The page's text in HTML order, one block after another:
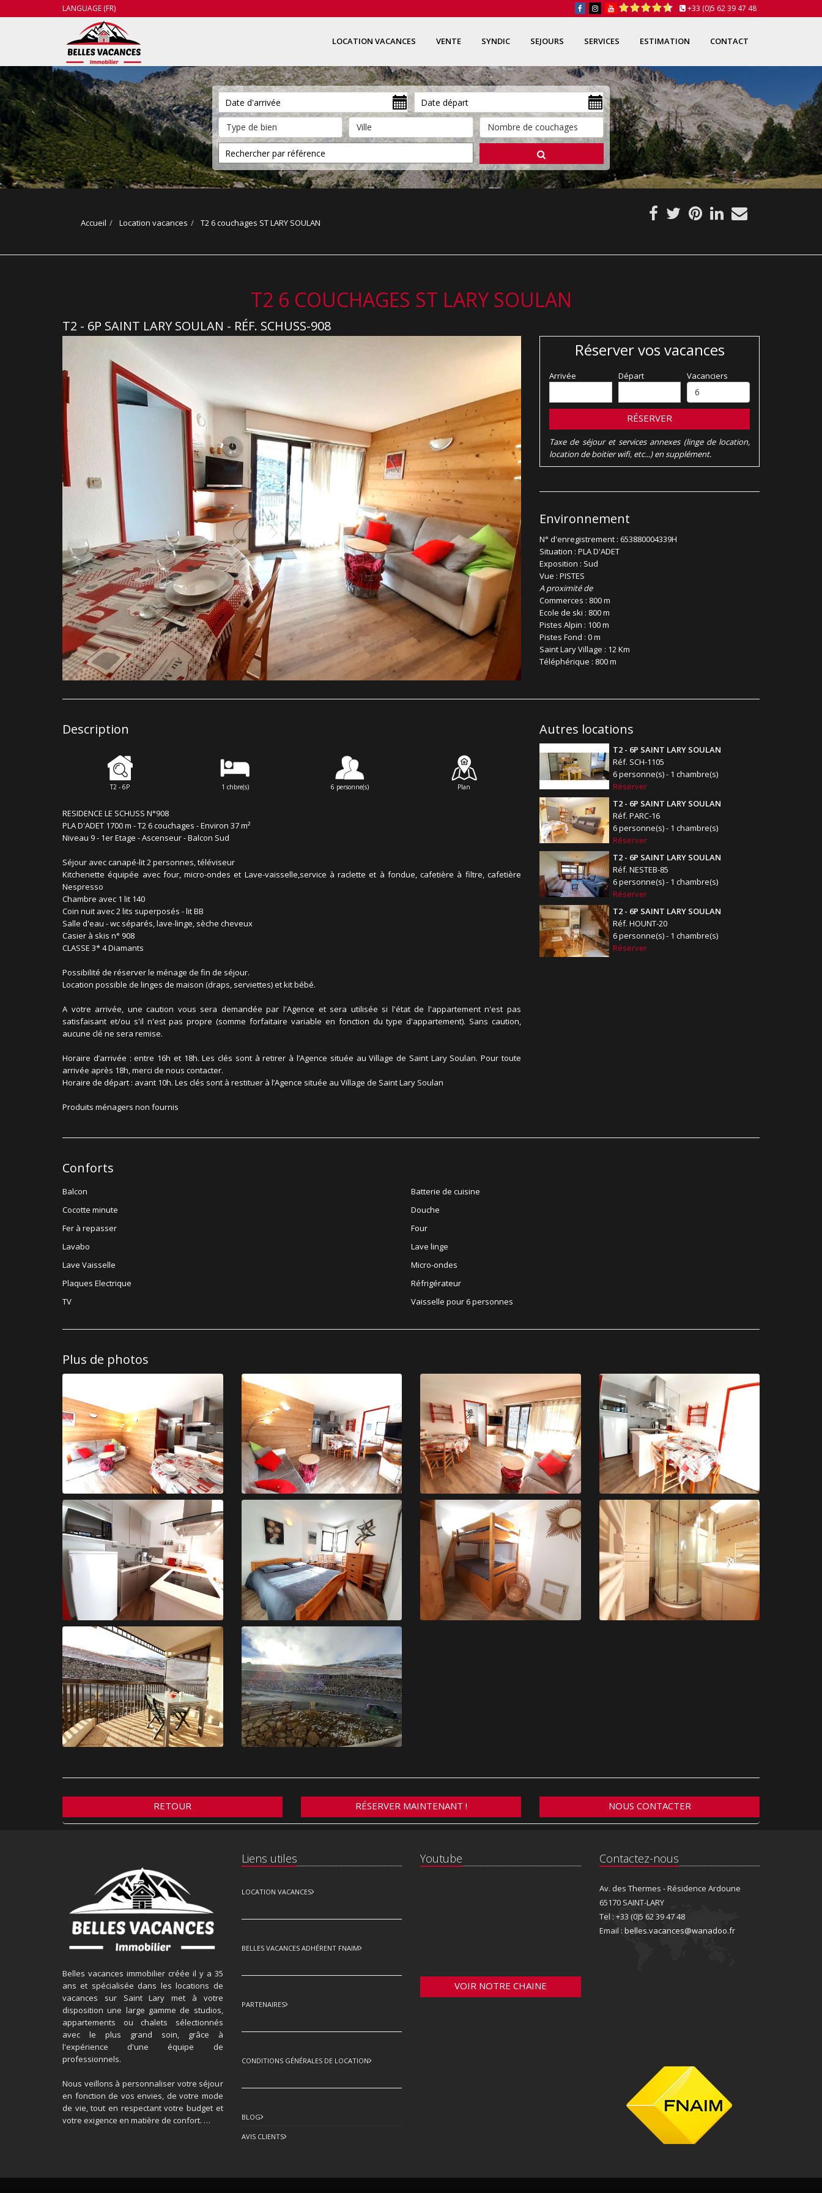
LANGUAGE (FR) +33 (0)5 62 39 47 48
LOCATION VACANCES VENTE SYNDIC SEJOURS SERVICES ESTIMATION CONTACT
Accueil Location vacances T2 6 couchages ST LARY SOULAN
T2 6 COUCHAGES ST LARY SOULAN
T2 - 6P SAINT LARY SOULAN - RÉF. SCHUSS-908
Réserver vos vacances
Arrivée Départ Vacanciers
RÉSERVER
Taxe de séjour et services annexes (linge de location,
location de boitier wifi, etc...) en supplément.
Environnement
N° d'enregistrement : 653880004339H
Situation : PLA D'ADET
Exposition : Sud
Vue : PISTES
A proximité de
Commerces : 800 m
Ecole de ski : 800 m
Pistes Alpin : 100 m
Pistes Fond : 0 m
Saint Lary Village : 12 Km
Téléphérique : 800 m
Description
T2 - 6P 1 chbre(s) 6 personne(s) Plan
RESIDENCE LE SCHUSS N°908
PLA D'ADET 1700 m - T2 6 couchages - Environ 37 m²
Niveau 9 - 1er Etage - Ascenseur - Balcon Sud
Séjour avec canapé-lit 2 personnes, téléviseur
Kitchenette équipée avec four, micro-ondes et Lave-vaisselle,service à raclette et à fondue, cafetière à filtre, cafetière
Nespresso
Chambre avec 1 lit 140
Coin nuit avec 2 lits superposés - lit BB
Salle d'eau - wc séparés, lave-linge, sèche cheveux
Casier à skis n° 908
CLASSE 3* 4 Diamants
Possibilité de réserver le ménage de fin de séjour.
Location possible de linges de maison (draps, serviettes) et kit bébé.
A votre arrivée, une caution vous sera demandée par l'Agence et sera utilisée si l'état de l'appartement n'est pas
satisfaisant et/ou s'il n'est pas propre (somme forfaitaire variable en fonction du type d'appartement). Sans caution,
aucune clé ne sera remise.
Horaire d’arrivée : entre 16h et 18h. Les clés sont à retirer à l’Agence située au Village de Saint Lary Soulan. Pour toute
arrivée après 18h, merci de nous contacter.
Horaire de départ : avant 10h. Les clés sont à restituer à l’Agence située au Village de Saint Lary Soulan
Produits ménagers non fournis
Autres locations
T2 - 6P SAINT LARY SOULAN
Réf. SCH-1105
6 personne(s) - 1 chambre(s)
Réserver
T2 - 6P SAINT LARY SOULAN
Réf. PARC-16
6 personne(s) - 1 chambre(s)
Réserver
T2 - 6P SAINT LARY SOULAN
Réf. NESTEB-85
6 personne(s) - 1 chambre(s)
Réserver
T2 - 6P SAINT LARY SOULAN
Réf. HOUNT-20
6 personne(s) - 1 chambre(s)
Réserver
Conforts
Balcon
Batterie de cuisine
Cocotte minute
Douche
Fer à repasser
Four
Lavabo
Lave linge
Lave Vaisselle
Micro-ondes
Plaques Electrique
Réfrigérateur
TV
Vaisselle pour 6 personnes
Plus de photos
RETOUR RÉSERVER MAINTENANT ! NOUS CONTACTER
Belles vacances immobilier créée il y a 35
ans et spécialisée dans les locations de
vacances sur Saint Lary met à votre
disposition une large gamme de studios,
appartements ou chalets sélectionnés
avec le plus grand soin, grâce à
l'expérience d'une équipe de
professionnels.
Nous veillons à personnaliser votre séjour
en fonction de vos envies, de votre mode
de vie, tout en respectant votre budget et
votre exigence en matière de confort. …
Liens utiles
LOCATION VACANCES
BELLES VACANCES ADHÉRENT FNAIM
PARTENAIRES
CONDITIONS GÉNÉRALES DE LOCATION
BLOG
AVIS CLIENTS
Youtube
VOIR NOTRE CHAINE
Contactez-nous
Av. des Thermes - Résidence Ardoune
65170 SAINT-LARY
Tel : +33 (0)5 62 39 47 48
Email : belles.vacances@wanadoo.fr